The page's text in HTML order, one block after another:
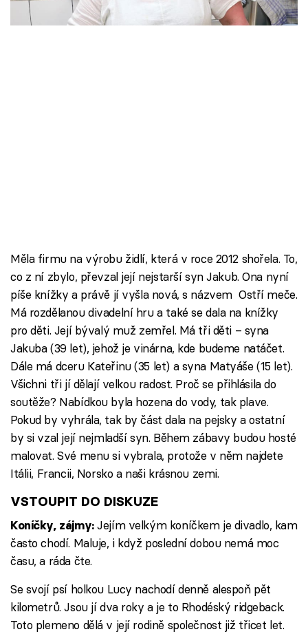
Škola vaření
podobné obory.
Měla firmu na výrobu židlí, která v roce 2012 shořela. To,
co z ní zbylo, převzal její nejstarší syn Jakub. Ona nyní
píše knížky a právě jí vyšla nová, s názvem Ostří meče.
Má rozdělanou divadelní hru a také se dala na knížky
pro děti. Její bývalý muž zemřel. Má tři děti – syna
Jakuba (39 let), jehož je vinárna, kde budeme natáčet.
Dále má dceru Kateřinu (35 let) a syna Matyáše (15 let).
Všichni tři jí dělají velkou radost. Proč se přihlásila do
soutěže? Nabídkou byla hozena do vody, tak plave.
Pokud by vyhrála, tak by část dala na pejsky a ostatní
by si vzal její nejmladší syn. Během zábavy budou hosté
malovat. Své menu si vybrala, protože v něm najdete
Itálii, Francii, Norsko a naši krásnou zemi.
VSTOUPIT DO DISKUZE
Koníčky, zájmy:Jejím velkým koníčkem je divadlo, kam
často chodí. Maluje, i když poslední dobou nemá moc
času, a ráda čte.
Se svojí psí holkou Lucy nachodí denně alespoň pět
kilometrů. Jsou jí dva roky a je to Rhodéský ridgeback.
Toto plemeno dělá v její rodině společnost již třicet let.